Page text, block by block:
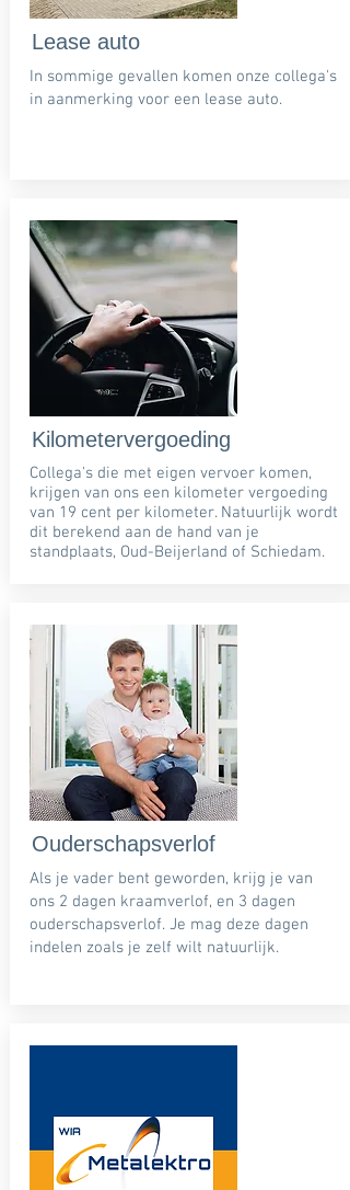
Lease auto
In sommige gevallen komen onze collega's
in aanmerking voor een lease auto.
Kilometervergoeding
Collega's die met eigen vervoer komen,
krijgen van ons een kilometer vergoeding
van 19 cent per kilometer. Natuurlijk wordt
dit berekend aan de hand van je
standplaats, Oud-Beijerland of Schiedam.
Ouderschapsverlof
Als je vader bent geworden, krijg je van
ons 2 dagen kraamverlof, en 3 dagen
ouderschapsverlof. Je mag deze dagen
indelen zoals je zelf wilt natuurlijk.